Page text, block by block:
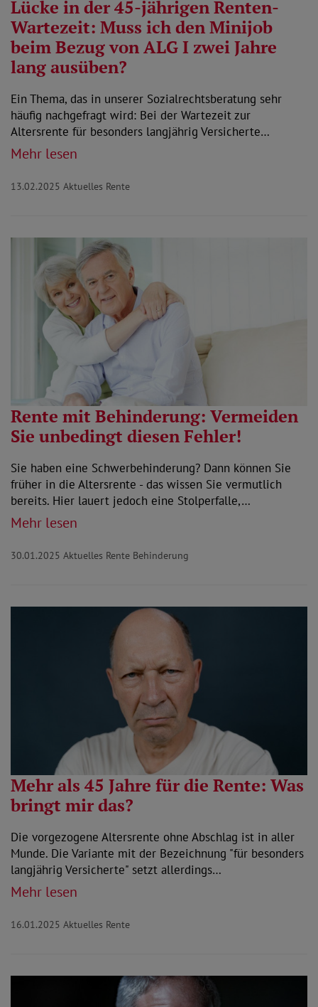
Lücke in der 45-jährigen Renten-
Wartezeit: Muss ich den Minijob
beim Bezug von ALG I zwei Jahre
lang ausüben?
Ein Thema, das in unserer Sozialrechtsberatung sehr
häufig nachgefragt wird: Bei der Wartezeit zur
Altersrente für besonders langjährig Versicherte…
Mehr lesen
13.02.2025 Aktuelles Rente
Rente mit Behinderung: Vermeiden
Sie unbedingt diesen Fehler!
Sie haben eine Schwerbehinderung? Dann können Sie
früher in die Altersrente - das wissen Sie vermutlich
bereits. Hier lauert jedoch eine Stolperfalle,…
Mehr lesen
30.01.2025 Aktuelles Rente Behinderung
Mehr als 45 Jahre für die Rente: Was
bringt mir das?
Die vorgezogene Altersrente ohne Abschlag ist in aller
Munde. Die Variante mit der Bezeichnung "für besonders
langjährig Versicherte" setzt allerdings…
Mehr lesen
16.01.2025 Aktuelles Rente